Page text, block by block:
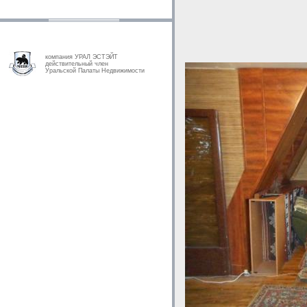
компания УРАЛ ЭСТЭЙТ
действительный член
Уральской Палаты Недвижимости